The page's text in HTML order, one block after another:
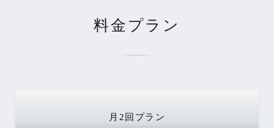
料金プラン
月2回 プラン